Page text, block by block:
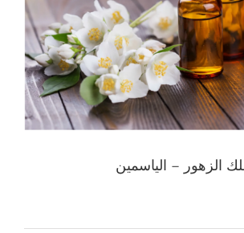
الزهور – الياسمين